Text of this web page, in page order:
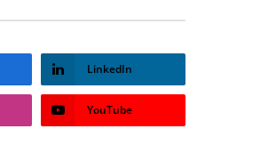
LinkedIn
YouTube